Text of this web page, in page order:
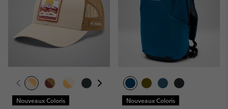
Nouveaux Coloris Nouveaux Coloris